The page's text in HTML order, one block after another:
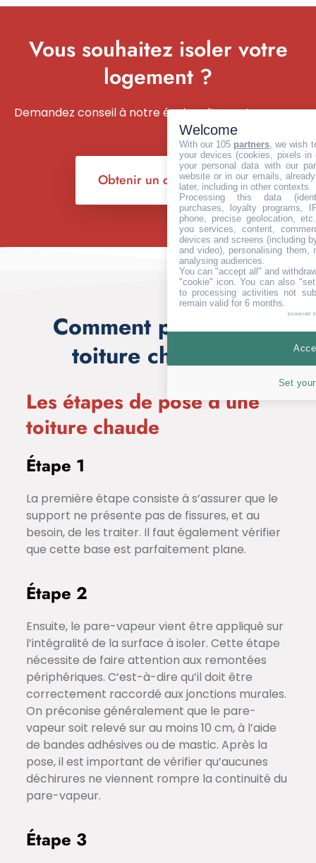
Vous souhaitez isoler votre
logement ?
Demandez conseil à notre équipe d’experts
Obtenir un devis
Comment poser une
toiture chaude ?
Les étapes de pose d’une
toiture chaude
Étape 1
La première étape consiste à s’assurer que le
support ne présente pas de fissures, et au
besoin, de les traiter. Il faut également vérifier
que cette base est parfaitement plane.
Étape 2
Ensuite, le pare-vapeur vient être appliqué sur
l’intégralité de la surface à isoler. Cette étape
nécessite de faire attention aux remontées
périphériques. C’est-à-dire qu’il doit être
correctement raccordé aux jonctions murales.
On préconise généralement que le pare-
vapeur soit relevé sur au moins 10 cm, à l’aide
de bandes adhésives ou de mastic. Après la
pose, il est important de vérifier qu’aucunes
déchirures ne viennent rompre la continuité du
pare-vapeur.
Étape 3
Welcome
With our 105 partners, we wish
your devices (cookies, pixels
your personal data with our
website or in our emails,
later, including in other contexts.
Processing this data
purchases, loyalty programs,
phone, precise geolocation,
you services, content,
devices and screens (including
and video), personalising them,
analysing audiences.
You can "accept all" and
"cookie" icon. You can also
to processing activities not
remain valid for 6 months.
powered
Set